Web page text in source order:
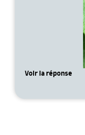
Voir la réponse